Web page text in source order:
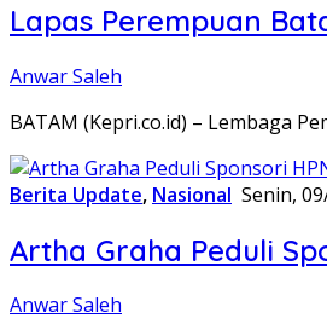
Lapas Perempuan
Anwar Saleh
BATAM (Kepri.co.id) – Lembaga
Berita Update, Nasional Senin,
Artha Graha Peduli
Anwar Saleh